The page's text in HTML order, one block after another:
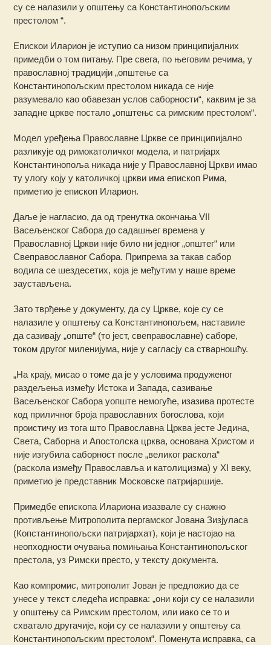
су се налазили у општењу са Константинопољским
престолом “.
Епискои Иларион је иступио са низом принципијалних
примедби о том питању. Пре свега, по његовим речима, у
православној традицији „општење са
Константинопољским престолом никада се није
разумевало као обавезан услов саборности“, каквим је за
западне цркве постало „општењс са римским престолом“.
Модел уређења Православне Цркве се принципијално
разликује од римокатоличког модела, и патријарх
Константинопоља никада није у Православној Цркви имао
ту улогу коју у католичкој цркви има епископ Рима,
приметио је епископ Иларион.
Даље је нагласио, да од тренутка окончања VII
Васељенског Сабора до садашњег времена у
Православној Цркви није било ни једног „општег“ или
Свеправославног Сабора. Припрема за такав сабор
водила се шездесетих, која је међутим у наше време
заустављена.
Зато тврђење у документу, да су Цркве, које су се
налазиле у општењу са Константинопољем, наставиле
да сазивају „опште“ (то јест, свеправославне) саборе,
током другог миленијума, није у сагласју са стварношћу.
„На крају, мисао о томе да је у условима продуженог
раздељења између Истока и Запада, сазивање
Васељенског Сабора уопште немогуће, изазива протесте
код приличног броја православних богослова, који
проистичу из тога што Православна Црква јесте Једина,
Света, Саборна и Апостолска црква, основана Христом и
није изгубила саборност после „великог раскола“
(раскола између Православља и католицизма) у XI веку,
приметио је представник Московске патријаршије.
Примедбе епископа Илариона изазвале су снажно
противљење Митрополита пергамског Јована Зизјуласа
(Копстантинопољски патријархат), који је настојао на
неопходности очувања помињања Константинопољског
престола, уз Римски престо, у тексту документа.
Као компромис, митрополит Јован је предложио да се
унесе у текст следећа исправка: „они који су се налазили
у општењу са Римским престолом, или иако се то и
схватало другачије, који су се налазили у општењу са
Константинопољским престолом“. Поменута исправка, са